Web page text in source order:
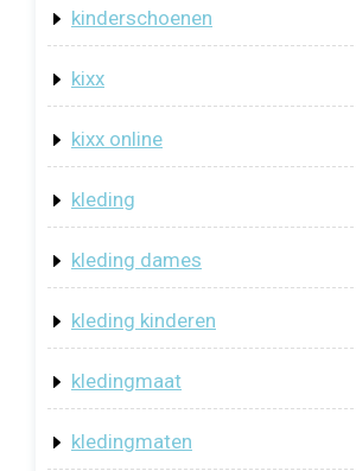
kinderschoenen
kixx
kixx online
kleding
kleding dames
kleding kinderen
kledingmaat
kledingmaten